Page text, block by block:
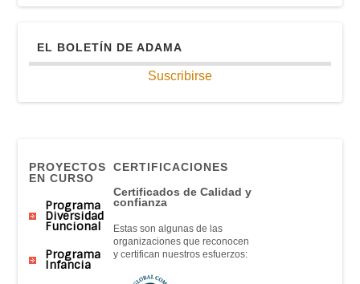
EL BOLETÍN DE ADAMA
Suscribirse
PROYECTOS
EN CURSO
Programa
Diversidad
Funcional
Programa
Infancia
CERTIFICACIONES
Certificados de Calidad y
confianza
Estas son algunas de las
organizaciones que reconocen
y certifican nuestros esfuerzos: